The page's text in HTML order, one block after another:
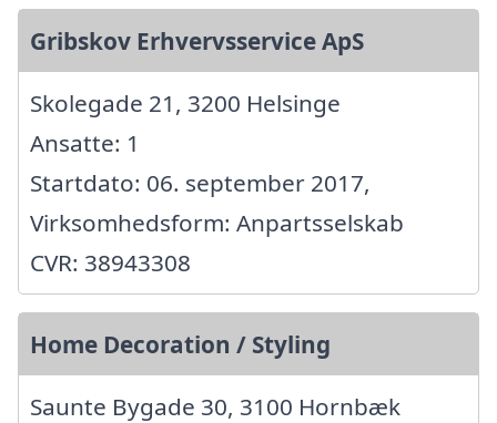
Gribskov Erhvervsservice ApS
Skolegade 21, 3200 Helsinge
Ansatte: 1
Startdato: 06. september 2017,
Virksomhedsform: Anpartsselskab
CVR: 38943308
Home Decoration / Styling
Saunte Bygade 30, 3100 Hornbæk